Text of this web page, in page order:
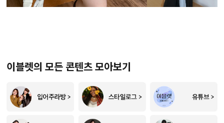
이블렛의 모든 콘텐츠 모아보기